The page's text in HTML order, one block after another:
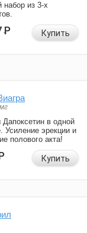
набор из 3-х
Р Купить
Дапоксетин в одной
Усиление эрекции и
полового акта!
Купить